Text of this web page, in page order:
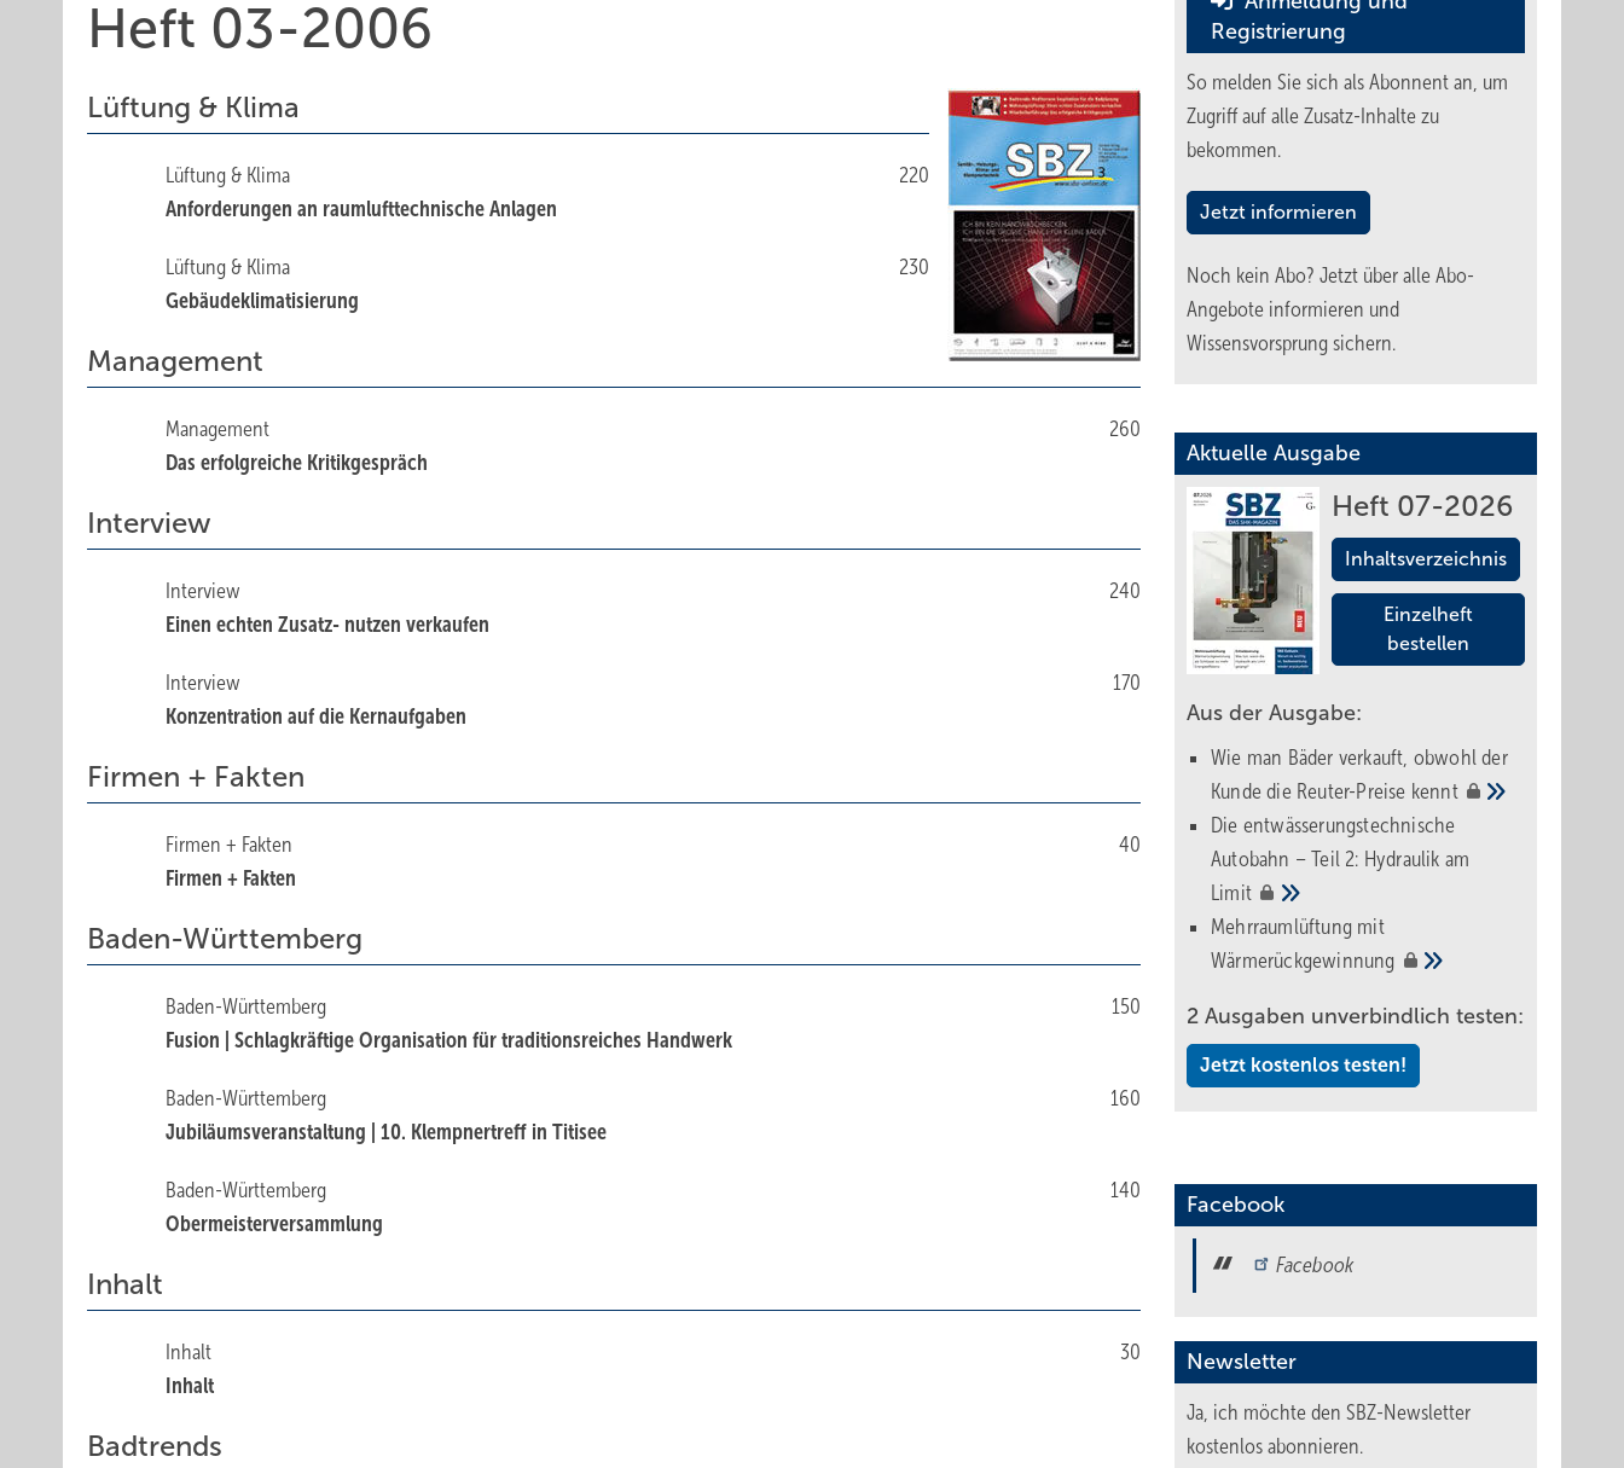
Heft 03-2006
Lüftung & Klima
220
Lüftung & Klima
Anforderungen an raumlufttechnische Anlagen
230
Lüftung & Klima
Gebäudeklimatisierung
Management
260
Management
Das erfolgreiche Kritikgespräch
Interview
240
Interview
Einen echten Zusatz- nutzen verkaufen
170
Interview
Konzentration auf die Kernaufgaben
Firmen + Fakten
40
Firmen + Fakten
Firmen + Fakten
Baden-Württemberg
150
Baden-Württemberg
Fusion | Schlagkräftige Organisation für traditionsreiches Handwerk
160
Baden-Württemberg
Jubiläumsveranstaltung | 10. Klempnertreff in Titisee
140
Baden-Württemberg
Obermeisterversammlung
Inhalt
30
Inhalt
Inhalt
Badtrends
Registrierung
So melden Sie sich als Abonnent an, um
Zugriff auf alle Zusatz-Inhalte zu
bekommen.
Jetzt informieren
Noch kein Abo? Jetzt über alle Abo-
Angebote informieren und
Wissensvorsprung sichern.
Aktuelle Ausgabe
Heft 07-2026
Inhaltsverzeichnis
Einzelheft
bestellen
Aus der Ausgabe:
Wie man Bäder verkauft, obwohl der
Kunde die Reuter-Preise kennt
Die entwässerungstechnische
Autobahn – Teil 2: Hydraulik am
Limit
Mehrraumlüftung mit
Wärmerückgewinnung
2 Ausgaben unverbindlich testen:
Jetzt kostenlos testen!
Facebook
Facebook
Newsletter
Ja, ich möchte den SBZ-Newsletter
kostenlos abonnieren.